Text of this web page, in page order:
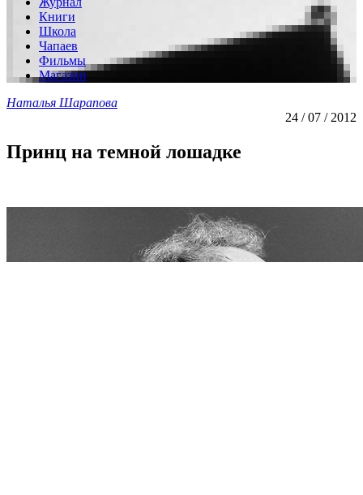
Книги
Школа
Чапаев
Фильмы
Магазин
Наталья Шарапова
24 / 07 / 2012
Принц на темной лошадке